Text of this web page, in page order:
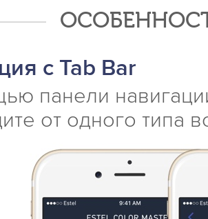
с Tab Bar
панели
от одного типа